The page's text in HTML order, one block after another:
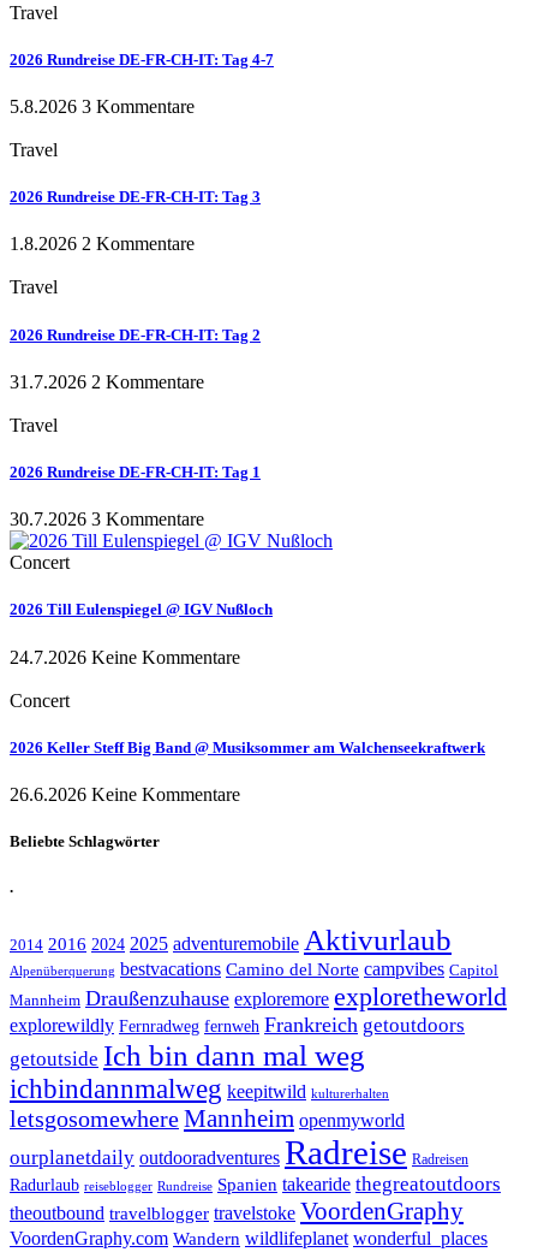
Travel
2026 Rundreise DE-FR-CH-IT: Tag 4-7
5.8.2026 3 Kommentare
Travel
2026 Rundreise DE-FR-CH-IT: Tag 3
1.8.2026 2 Kommentare
Travel
2026 Rundreise DE-FR-CH-IT: Tag 2
31.7.2026 2 Kommentare
Travel
2026 Rundreise DE-FR-CH-IT: Tag 1
30.7.2026 3 Kommentare
Concert
2026 Till Eulenspiegel @ IGV Nußloch
24.7.2026 Keine Kommentare
Concert
2026 Keller Steff Big Band @ Musiksommer am Walchenseekraftwerk
26.6.2026 Keine Kommentare
Beliebte Schlagwörter
.
2014 2016 2024 2025 adventuremobile Aktivurlaub
Alpenüberquerung bestvacations Camino del Norte campvibes Capitol
Mannheim Draußenzuhause exploremore exploretheworld
explorewildly Fernradweg fernweh Frankreich getoutdoors
getoutside Ich bin dann mal weg
ichbindannmalweg keepitwild kulturerhalten
letsgosomewhereMannheim openmyworld
ourplanetdaily outdooradventures Radreise Radreisen
Radurlaub reiseblogger Rundreise Spanien takearide thegreatoutdoors
theoutbound travelblogger travelstoke VoordenGraphy
VoordenGraphy.com Wandern wildlifeplanet wonderful_places